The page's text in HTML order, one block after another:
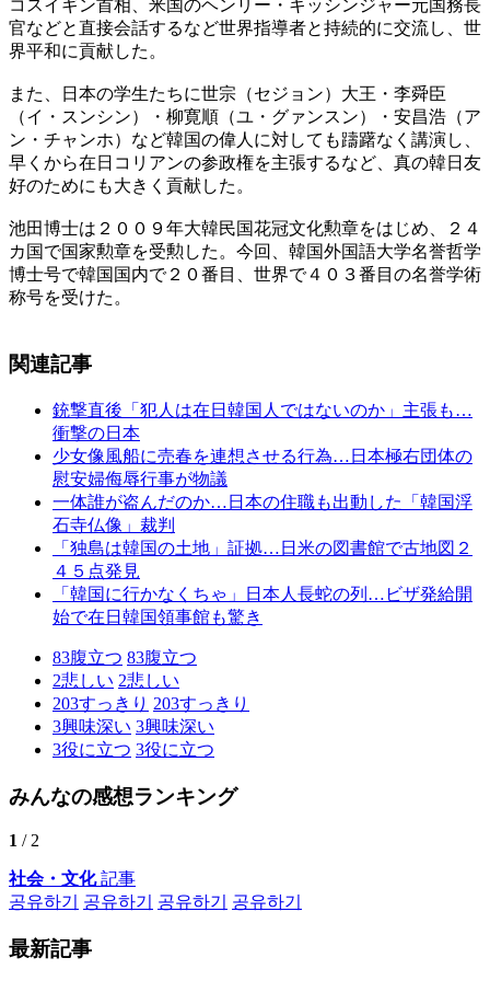
コスイギン首相、米国のヘンリー・キッシンジャー元国務長
官などと直接会話するなど世界指導者と持続的に交流し、世
界平和に貢献した。
また、日本の学生たちに世宗（セジョン）大王・李舜臣
（イ・スンシン）・柳寛順（ユ・グァンスン）・安昌浩（ア
ン・チャンホ）など韓国の偉人に対しても躊躇なく講演し、
早くから在日コリアンの参政権を主張するなど、真の韓日友
好のためにも大きく貢献した。
池田博士は２００９年大韓民国花冠文化勲章をはじめ、２４
カ国で国家勲章を受勲した。今回、韓国外国語大学名誉哲学
博士号で韓国国内で２０番目、世界で４０３番目の名誉学術
称号を受けた。
関連記事
銃撃直後「犯人は在日韓国人ではないのか」主張も…
衝撃の日本
少女像風船に売春を連想させる行為…日本極右団体の
慰安婦侮辱行事が物議
一体誰が盗んだのか…日本の住職も出動した「韓国浮
石寺仏像」裁判
「独島は韓国の土地」証拠…日米の図書館で古地図２
４５点発見
「韓国に行かなくちゃ」日本人長蛇の列…ビザ発給開
始で在日韓国領事館も驚き
83腹立つ 83腹立つ
2悲しい 2悲しい
203すっきり 203すっきり
3興味深い 3興味深い
3役に立つ 3役に立つ
みんなの感想ランキング
1 / 2
社会・文化記事
공유하기
공유하기 공유하기 공유하기
最新記事